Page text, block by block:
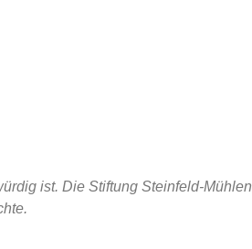
ist. Die Stiftung Steinfeld-Mühlen